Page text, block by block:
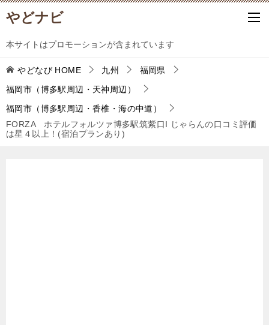
やどナビ
本サイトはプロモーションが含まれています
やどなび HOME 九州
福岡県
福岡市（博多駅周辺・天神周辺）
福岡市（博多駅周辺・香椎・海の中道）
FORZA ホテルフォルツァ博多駅筑紫口I じゃらんの口コミ評価
は星４以上！(宿泊プランあり)